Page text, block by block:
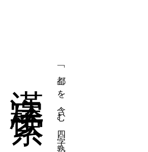
四字熟語
一覧表示 「都」を含む四字熟語
四字熟語
一覧表示